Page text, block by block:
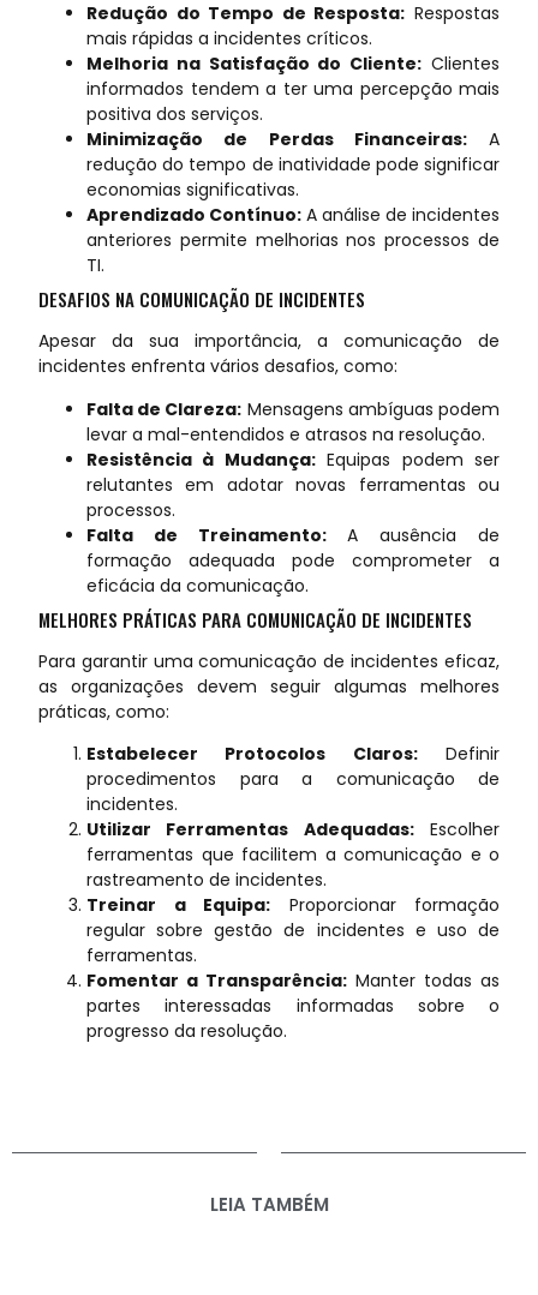
Redução do Tempo de Resposta: Respostas
mais rápidas a incidentes críticos.
Melhoria na Satisfação do Cliente: Clientes
informados tendem a ter uma percepção mais
positiva dos serviços.
Minimização de Perdas Financeiras:A
redução do tempo de inatividade pode significar
economias significativas.
Aprendizado Contínuo: A análise de incidentes
anteriores permite melhorias nos processos de
TI.
DESAFIOS NA COMUNICAÇÃO DE INCIDENTES
Apesar da sua importância, a comunicação de
incidentes enfrenta vários desafios, como:
Falta de Clareza: Mensagens ambíguas podem
levar a mal-entendidos e atrasos na resolução.
Resistência à Mudança:Equipas podem ser
relutantes em adotar novas ferramentas ou
processos.
Falta de Treinamento:A ausência de
formação adequada pode comprometer a
eficácia da comunicação.
MELHORES PRÁTICAS PARA COMUNICAÇÃO DE INCIDENTES
Para garantir uma comunicação de incidentes eficaz,
as organizações devem seguir algumas melhores
práticas, como:
Estabelecer Protocolos Claros:Definir
procedimentos para a comunicação de
incidentes.
Utilizar Ferramentas Adequadas:Escolher
ferramentas que facilitem a comunicação e o
rastreamento de incidentes.
Treinar a Equipa: Proporcionar formação
regular sobre gestão de incidentes e uso de
ferramentas.
Fomentar a Transparência: Manter todas as
partes interessadas informadas sobre o
progresso da resolução.
LEIA TAMBÉM